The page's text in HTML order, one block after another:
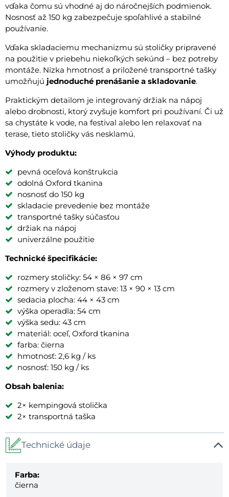
vďaka čomu sú vhodné aj do náročnejších podmienok.
Nosnosť až 150 kg zabezpečuje spoľahlivé a stabilné
používanie.
Vďaka skladaciemu mechanizmu sú stoličky pripravené
na použitie v priebehu niekoľkých sekúnd – bez potreby
montáže. Nízka hmotnosť a priložené transportné tašky
umožňujú jednoduché prenášanie a skladovanie.
Praktickým detailom je integrovaný držiak na nápoj
alebo drobnosti, ktorý zvyšuje komfort pri používaní. Či už
sa chystáte k vode, na festival alebo len relaxovať na
terase, tieto stoličky vás nesklamú.
Výhody produktu:
pevná oceľová konštrukcia
odolná Oxford tkanina
nosnosť do 150 kg
skladacie prevedenie bez montáže
transportné tašky súčasťou
držiak na nápoj
univerzálne použitie
Technické špecifikácie:
rozmery stoličky: 54 × 86 × 97 cm
rozmery v zloženom stave: 13 × 90 × 13 cm
sedacia plocha: 44 × 43 cm
výška operadla: 54 cm
výška sedu: 43 cm
materiál: oceľ, Oxford tkanina
farba: čierna
hmotnosť: 2,6 kg / ks
nosnosť: 150 kg / ks
Obsah balenia:
2× kempingová stolička
2× transportná taška
Technické údaje
Farba:
čierna